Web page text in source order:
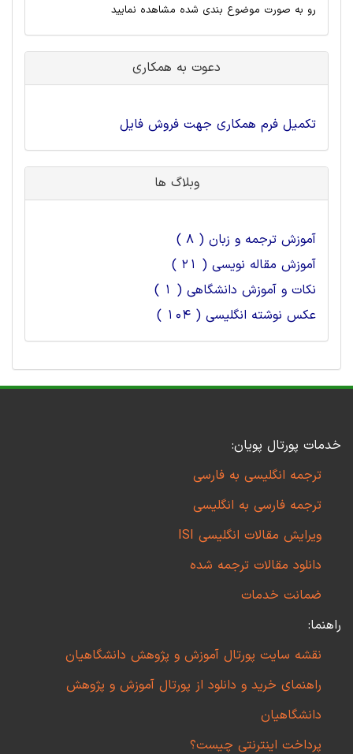
رو به صورت موضوع بندی شده مشاهده نمایید
دعوت به همکاری
تکمیل فرم همکاری جهت فروش فایل
وبلاگ ها
آموزش ترجمه و زبان ( 8 )
آموزش مقاله نویسی ( 21 )
نکات و آموزش دانشگاهی ( 1 )
عکس نوشته انگلیسی ( 104 )
خدمات پورتال پویان:
ترجمه انگلیسی به فارسی
ترجمه فارسی به انگلیسی
ویرایش مقالات انگلیسی ISI
دانلود مقالات ترجمه شده
ضمانت خدمات
راهنما:
نقشه سایت پورتال آموزش و پژوهش دانشگاهیان
راهنمای خرید و دانلود از پورتال آموزش و پژوهش
دانشگاهیان
پرداخت اینترنتی چیست؟